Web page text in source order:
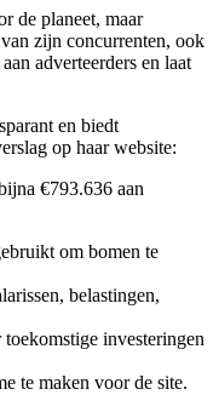
de planeet, maar
zijn concurrenten, ook
adverteerders en laat
en biedt
op haar website:
€793.636 aan
om bomen te
belastingen,
investeringen
te maken voor de site.